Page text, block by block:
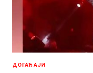
ДОГАЂАЈИ